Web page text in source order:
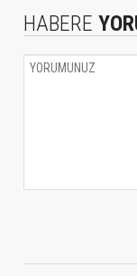
HABERE